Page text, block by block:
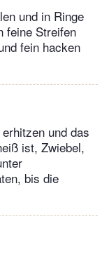
und in Ringe
feine Streifen
fein hacken
und das
ist, Zwiebel,
bis die